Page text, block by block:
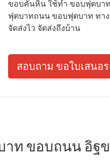
ขอบคันหิน ใช้ทำ ขอบฟุตบา
ฟุตบาทถนน ขอบฟุตบาท ทาง
จัดส่งไว จัดส่งถึงบ้าน
สอบถาม ขอใบเสนอ
าท ขอบถนน อิ